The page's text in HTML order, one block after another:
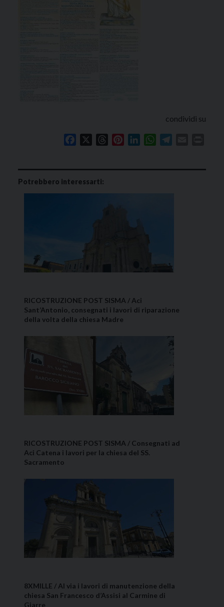
condividi su
Facebook ThreadsPinterestLinkedInWhatsApp
Potrebbero interessarti:
RICOSTRUZIONE POST SISMA / Aci
Sant’Antonio, consegnati i lavori di riparazione
della volta della chiesa Madre
RICOSTRUZIONE POST SISMA / Consegnati ad
Aci Catena i lavori per la chiesa del SS.
Sacramento
8XMILLE / Al via i lavori di manutenzione della
chiesa San Francesco d’Assisi al Carmine di
Giarre